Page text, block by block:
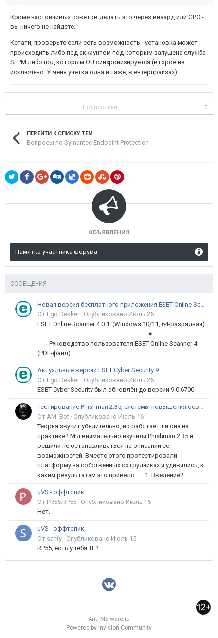
Кроме настойчивых советов делать это через визард или GPO -
вы ничего не найдете.
Кстати, проверьте если есть возможность - установка может
происходить либо под аккаунтом под которым запущена служба
SEPM либо под которым OU синхронизируется (второе не
исключено. У меня учетка одна и таже, в ентерпрайзах).
Подписчики 0
ПЕРЕЙТИ К СПИСКУ ТЕМ
Вопросы по Symantec Endpoint Protection
ОБЪЯВЛЕНИЯ
Памятка участника форума
СООБЩЕНИЯ
Новая версия бесплатного приложения ESET Online Scanner доступна пользователям
От Ego Dekker · Опубликовано Июль 25
ESET Online Scanner 4.0.1 (Windows 10/11, 64-разрядная)
●
Руководство пользователя ESET Online Scanner 4
(PDF-файл)
Актуальные версии ESET Cyber Security 9
От Ego Dekker · Опубликовано Июль 25
ESET Cyber Security был обновлён до версии 9.0.6700.
Тестирование Phishman 2.35, системы повышения осведомлённости пользователей в сфере ИБ
От AM_Bot · Опубликовано Июль 16
Теория звучит убедительно, но работает ли она на
практике? Мы внимательно изучили Phishman 2.35 и
решили не останавливаться на описании её
возможностей. Вместо этого протестировали
платформу на собственных сотрудниках и удивились, к
каким результатам это привело. 1. Введение2...
uVS - оффтопик
От PR55.RP55 · Опубликовано Июль 15
Нет.
uVS - оффтопик
От santy · Опубликовано Июль 15
RP55, есть у тебя ТГ?
Anti-Malware.ru
Powered by Invision Community